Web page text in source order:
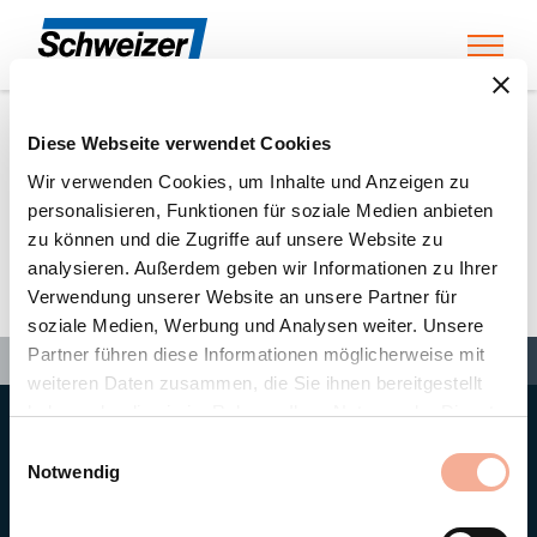
Diese Webseite verwendet Cookies
Wir verwenden Cookies, um Inhalte und Anzeigen zu
personalisieren, Funktionen für soziale Medien anbieten
zu können und die Zugriffe auf unsere Website zu
analysieren. Außerdem geben wir Informationen zu Ihrer
Verwendung unserer Website an unsere Partner für
soziale Medien, Werbung und Analysen weiter. Unsere
Partner führen diese Informationen möglicherweise mit
weiteren Daten zusammen, die Sie ihnen bereitgestellt
haben oder die sie im Rahmen Ihrer Nutzung der Dienste
Notwendig
Home Partners Energieversum GmbH & Co. KG
Energieversum GmbH & Co.
KG
Search
Search Search
Home» Partners»Energieversum GmbH & Co. KG
Ernst Schweizer AG
Bahnhofplatz 11